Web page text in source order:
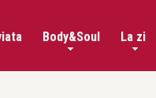
Body&Soul La zi